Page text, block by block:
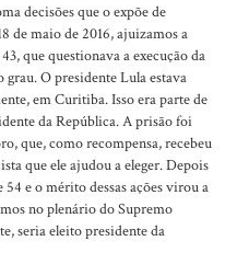
decisões que o expõe de
de maio de 2016, ajuizamos a
que questionava a execução da
grau. O presidente Lula estava
em Curitiba. Isso era parte de
da República. A prisão foi
que, como recompensa, recebeu
que ele ajudou a eleger. Depois
e o mérito dessas ações virou a
no plenário do Supremo
seria eleito presidente da